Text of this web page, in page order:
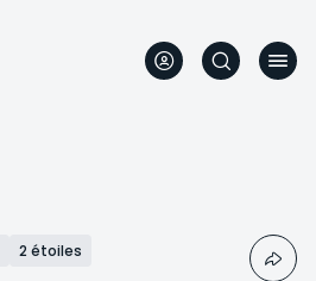
2 étoiles